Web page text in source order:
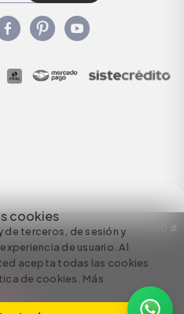
cookies
terceros, de sesión y
de usuario. Al
acepta todas las cookies
de cookies. Más
890924167-6 Dirección: Carrera 50 #